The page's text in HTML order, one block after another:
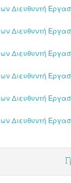
Διευθυντή
Διευθυντή
Διευθυντή
Διευθυντή
Διευθυντή
Διευθυντή